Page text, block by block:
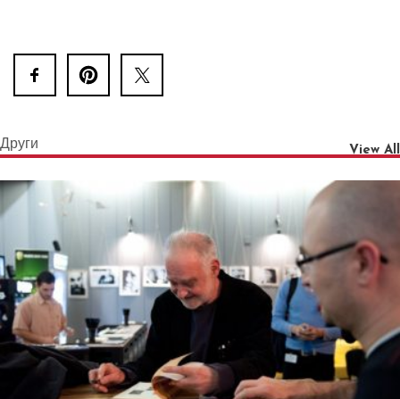
Други View All